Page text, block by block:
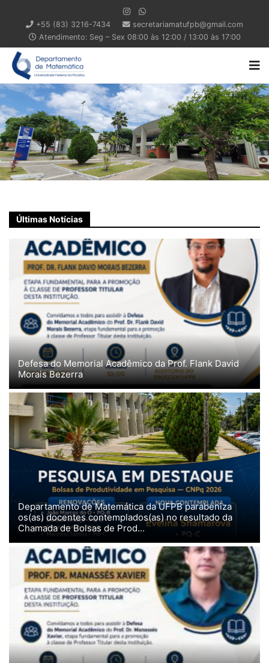
+55 (83) 3216-7434
secretariamatufpb@gmail.com
Atendimento: Seg – Sex 08:00 às 12:00 / 13:00 às 17:00
Últimas Notícias
Defesa do Memorial Acadêmico da Prof. Flank David
Morais Bezerra
Departamento de Matemática da UFPB parabeniza
os(as) docentes contemplados(as) no resultado da
Chamada de Bolsas de Prod...